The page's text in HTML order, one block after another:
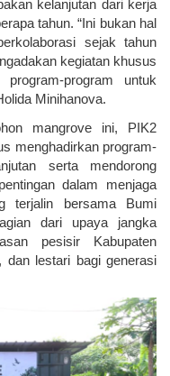
kelanjutan dari kerja
tahun. “Ini bukan hal
sejak tahun
kegiatan khusus
program untuk
Minihanova.
mangrove ini, PIK2
menghadirkan program-
serta mendorong
dalam menjaga
terjalin bersama Bumi
dari upaya jangka
pesisir Kabupaten
dan lestari bagi generasi